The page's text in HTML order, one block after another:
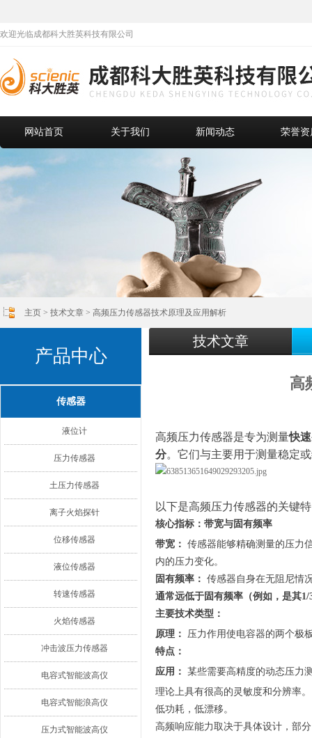
欢迎光临成都科大胜英科技有限公司
网站首页 关于我们 新闻动态 荣誉资
主页 > 技术文章 > 高频压力传感器技术原理及应用解析
产品中心
传感器
液位计
压力传感器
土压力传感器
离子火焰探针
位移传感器
液位传感器
转速传感器
火焰传感器
冲击波压力传感器
电容式智能波高仪
电容式智能浪高仪
压力式智能波高仪
技术文章
高
高频压力传感器是专为测量快
分。它们与主要用于测量稳定
以下是高频压力传感器的关键
核心指标：带宽与固有频率
带宽： 传感器能够精确测量的压力
内的压力变化。
固有频率： 传感器自身在无阻尼情
通常远低于固有频率（例如，是其1/
主要技术类型：
原理：
压力作用使电容器的两个极
特点：
应用： 某些需要高精度的动态压力
理论上具有很高的灵敏度和分辨率。
低功耗，低漂移。
高频响应能力取决于具体设计，部